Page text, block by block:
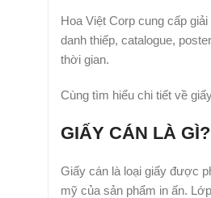
Hoa Việt Corp cung cấp
danh thiếp, catalogue,
thời gian.
Cùng tìm hiểu chi tiết về
GIẤY CÁN LÀ GÌ?
Giấy cán là loại giấy được
mỹ của sản phẩm in ấn.